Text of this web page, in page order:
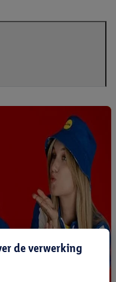
de verwerking